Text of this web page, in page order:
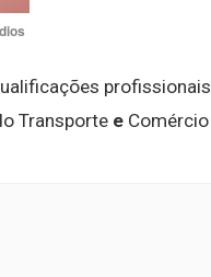
profissionais
Transporte e Comércio